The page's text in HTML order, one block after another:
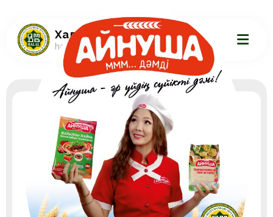
Халал Даму.KZ
halaldamu.kz